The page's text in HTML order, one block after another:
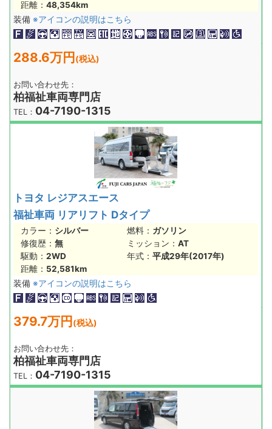
距離： 48,354km
装備 ※アイコンの説明はこちら
288.6万円 (税込)
お問い合わせ先：
柏福祉車両専門店
TEL： 04-7190-1315
トヨタ レジアスエース
福祉車両 リアリフト Dタイプ
カラー： シルバー 燃料： ガソリン
修復歴： 無 ミッション： AT
駆動： 2WD 年式： 平成29年(2017年)
距離： 52,581km
装備 ※アイコンの説明はこちら
379.7万円 (税込)
お問い合わせ先：
柏福祉車両専門店
TEL： 04-7190-1315